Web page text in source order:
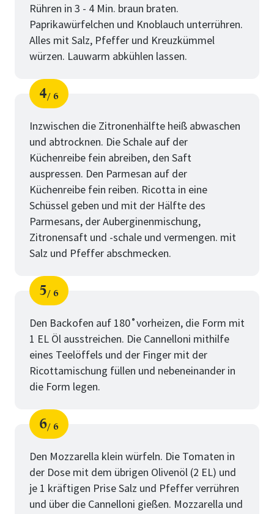
Rühren in 3 - 4 Min. braun braten.
Paprikawürfelchen und Knoblauch unterrühren.
Alles mit Salz, Pfeffer und Kreuzkümmel
würzen. Lauwarm abkühlen lassen.
Schritt
4
von
6
Inzwischen die Zitronenhälfte heiß abwaschen
und abtrocknen. Die Schale auf der
Küchenreibe fein abreiben, den Saft
auspressen. Den Parmesan auf der
Küchenreibe fein reiben. Ricotta in eine
Schüssel geben und mit der Hälfte des
Parmesans, der Auberginenmischung,
Zitronensaft und -schale und vermengen. mit
Salz und Pfeffer abschmecken.
Schritt
5
von
6
Den Backofen auf 180˚vorheizen, die Form mit
1 EL Öl ausstreichen. Die Cannelloni mithilfe
eines Teelöffels und der Finger mit der
Ricottamischung füllen und nebeneinander in
die Form legen.
Schritt
6
von
6
Den Mozzarella klein würfeln. Die Tomaten in
der Dose mit dem übrigen Olivenöl (2 EL) und
je 1 kräftigen Prise Salz und Pfeffer verrühren
und über die Cannelloni gießen. Mozzarella und